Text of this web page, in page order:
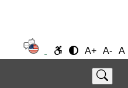
A+ A- A